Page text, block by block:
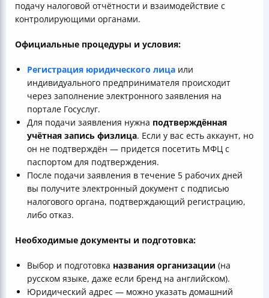
подачу налоговой отчётности и взаимодействие с
контролирующими органами.
Официальные процедуры и условия:
Регистрация юридического лица или
индивидуального предпринимателя происходит
через заполнение электронного заявления на
портале Госуслуг.
Для подачи заявления нужна подтверждённая
учётная запись физлица. Если у вас есть аккаунт, но
он не подтверждён — придется посетить МФЦ с
паспортом для подтверждения.
После подачи заявления в течение 5 рабочих дней
вы получите электронный документ с подписью
налогового органа, подтверждающий регистрацию,
либо отказ.
Необходимые документы и подготовка:
Выбор и подготовка названия организации (на
русском языке, даже если бренд на английском).
Юридический адрес — можно указать домашний